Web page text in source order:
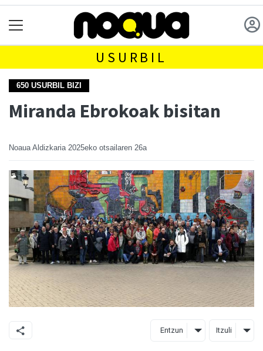
USURBIL
650 USURBIL BIZI
Miranda Ebrokoak bisitan
Noaua Aldizkaria 2025eko otsailaren 26a
Entzun Itzuli